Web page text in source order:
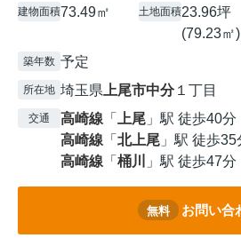
建物面積73.49㎡ 土地面積23.96坪
(79.23㎡)
築年数 予定
所在地 埼玉県 上尾市中分１丁目
交通 高崎線 「 上尾 」駅 徒歩40分
高崎線 「 北上尾 」駅 徒歩35
高崎線 「 桶川 」駅 徒歩47分
無料 お問い合